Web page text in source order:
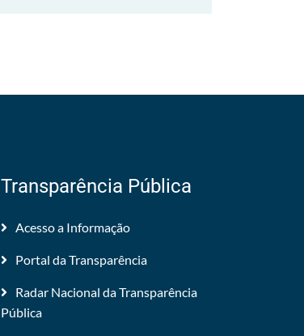
Transparência Pública
Acesso a Informação
Portal da Transparência
Radar Nacional da Transparência
Pública